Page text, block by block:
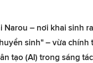
Narou – nơi khai sinh
sinh" – vừa
tạo (AI) trong sáng